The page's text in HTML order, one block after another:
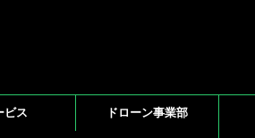
ビス ドローン事業部